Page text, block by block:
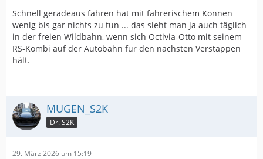
Schnell geradeaus fahren hat mit fahrerischem Können
wenig bis gar nichts zu tun ... das sieht man ja auch täglich
in der freien Wildbahn, wenn sich Octivia-Otto mit seinem
RS-Kombi auf der Autobahn für den nächsten Verstappen
hält.
MUGEN_S2K
Dr. S2K
29. März 2026 um 15:19